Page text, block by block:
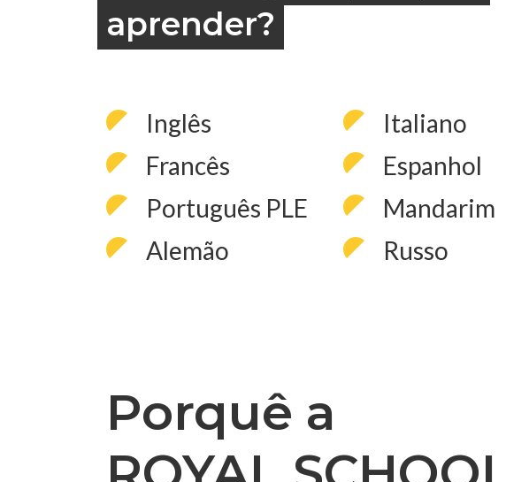
aprender?
Inglês
Francês
Português PLE
Alemão
Italiano
Espanhol
Mandarim
Russo
Porquê a